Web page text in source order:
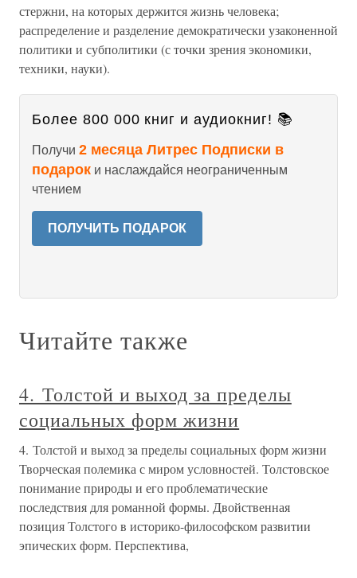
стержни, на которых держится жизнь человека;
распределение и разделение демократически узаконенной
политики и субполитики (с точки зрения экономики,
техники, науки).
Более 800 000 книг и аудиокниг! 📚
Получи 2 месяца Литрес Подписки в
подарок и наслаждайся неограниченным
чтением
ПОЛУЧИТЬ ПОДАРОК
Читайте также
4. Толстой и выход за пределы
социальных форм жизни
4. Толстой и выход за пределы социальных форм жизни
Творческая полемика с миром условностей. Толстовское
понимание природы и его проблематические
последствия для романной формы. Двойственная
позиция Толстого в историко-философском развитии
эпических форм. Перспектива,